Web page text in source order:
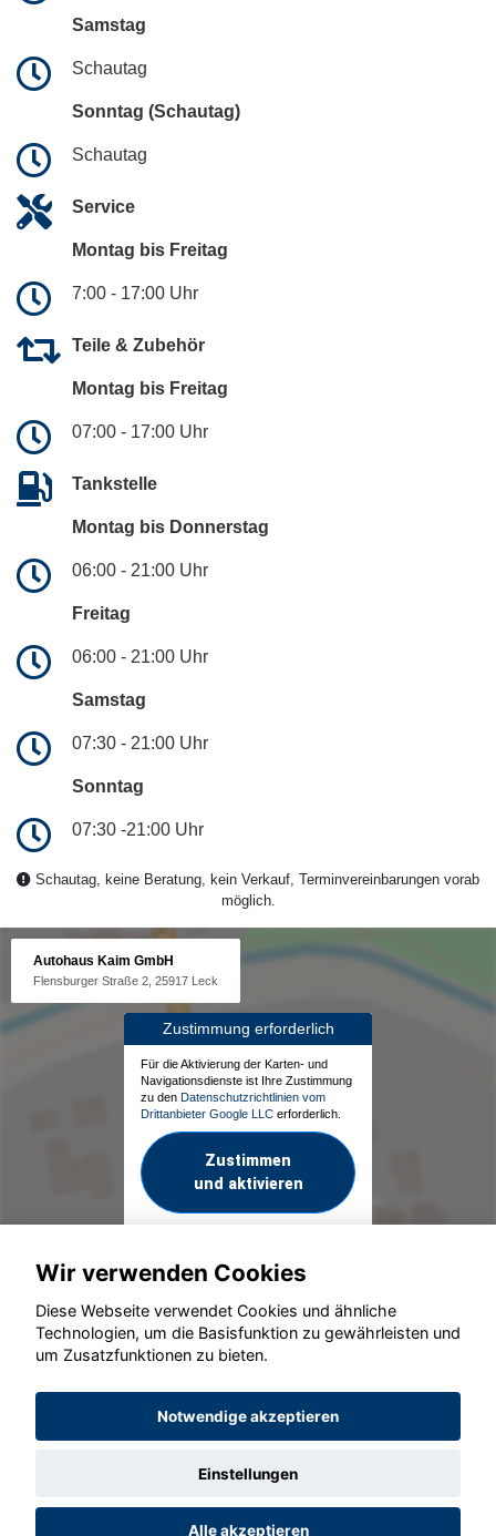
Samstag
Schautag
Sonntag (Schautag)
Schautag
Service
Montag bis Freitag
7:00 - 17:00 Uhr
Teile & Zubehör
Montag bis Freitag
07:00 - 17:00 Uhr
Tankstelle
Montag bis Donnerstag
06:00 - 21:00 Uhr
Freitag
06:00 - 21:00 Uhr
Samstag
07:30 - 21:00 Uhr
Sonntag
07:30 -21:00 Uhr
Schautag, keine Beratung, kein Verkauf, Terminvereinbarungen vorab
möglich.
Autohaus Kaim GmbH
Flensburger Straße 2, 25917 Leck
Zustimmung erforderlich
Für die Aktivierung der Karten- und
Navigationsdienste ist Ihre Zustimmung
zu den Datenschutzrichtlinien vom
Drittanbieter Google LLC erforderlich.
Zustimmen
und aktivieren
© konjunkturmotor.de GmbH 2020 - 2026
Wir verwenden Cookies
Diese Webseite verwendet Cookies und ähnliche
Technologien, um die Basisfunktion zu gewährleisten und
um Zusatzfunktionen zu bieten.
Notwendige akzeptieren
Einstellungen
Alle akzeptieren